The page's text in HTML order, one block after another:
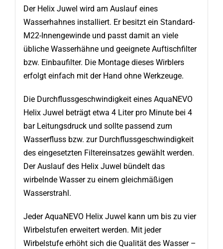
Der Helix Juwel wird am Auslauf eines
Wasserhahnes installiert. Er besitzt ein Standard-
M22-Innengewinde und passt damit an viele
übliche Wasserhähne und geeignete Auftischfilter
bzw. Einbaufilter. Die Montage dieses Wirblers
erfolgt einfach mit der Hand ohne Werkzeuge.
Die Durchflussgeschwindigkeit eines AquaNEVO
Helix Juwel beträgt etwa 4 Liter pro Minute bei 4
bar Leitungsdruck und sollte passend zum
Wasserfluss bzw. zur Durchflussgeschwindigkeit
des eingesetzten Filtereinsatzes gewählt werden.
Der Auslauf des Helix Juwel bündelt das
wirbelnde Wasser zu einem gleichmäßigen
Wasserstrahl.
Jeder AquaNEVO Helix Juwel kann um bis zu vier
Wirbelstufen erweitert werden. Mit jeder
Wirbelstufe erhöht sich die Qualität des Wasser –